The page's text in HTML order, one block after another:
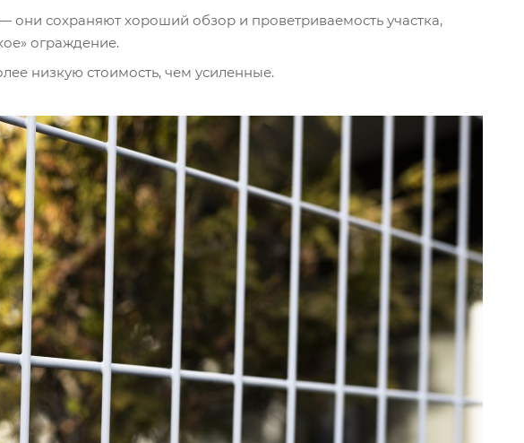
они сохраняют хороший обзор и проветриваемость участка,
ограждение.
низкую стоимость, чем усиленные.